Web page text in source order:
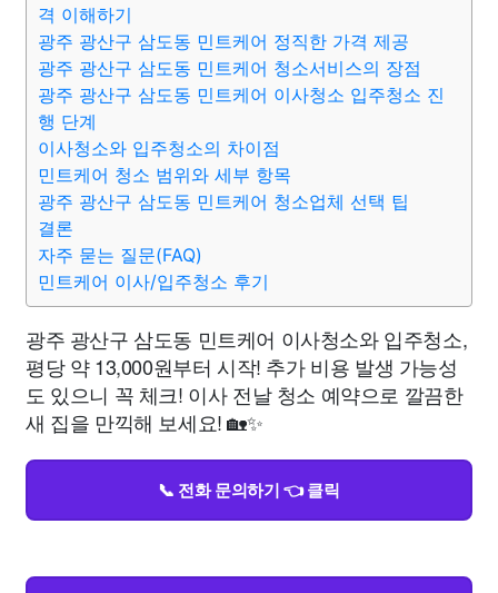
격 이해하기
광주 광산구 삼도동 민트케어 정직한 가격 제공
광주 광산구 삼도동 민트케어 청소서비스의 장점
광주 광산구 삼도동 민트케어 이사청소 입주청소 진
행 단계
이사청소와 입주청소의 차이점
민트케어 청소 범위와 세부 항목
광주 광산구 삼도동 민트케어 청소업체 선택 팁
결론
자주 묻는 질문(FAQ)
민트케어 이사/입주청소 후기
광주 광산구 삼도동 민트케어 이사청소와 입주청소,
평당 약 13,000원부터 시작! 추가 비용 발생 가능성
도 있으니 꼭 체크! 이사 전날 청소 예약으로 깔끔한
새 집을 만끽해 보세요! 🏡✨
📞 전화 문의하기 👈 클릭